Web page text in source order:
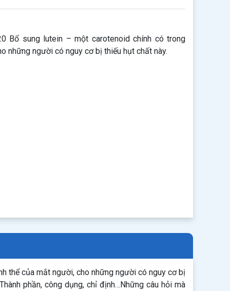
Bổ sung lutein – một carotenoid chính có trong
những người có nguy cơ bị thiếu hụt chất này.
thể của mắt người, cho những người có nguy cơ bị
phần, công dụng, chỉ định…Những câu hỏi mà